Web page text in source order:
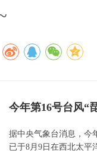
今年第16号台风“
据中央气象台消息，今
已于8月9日在西北太平